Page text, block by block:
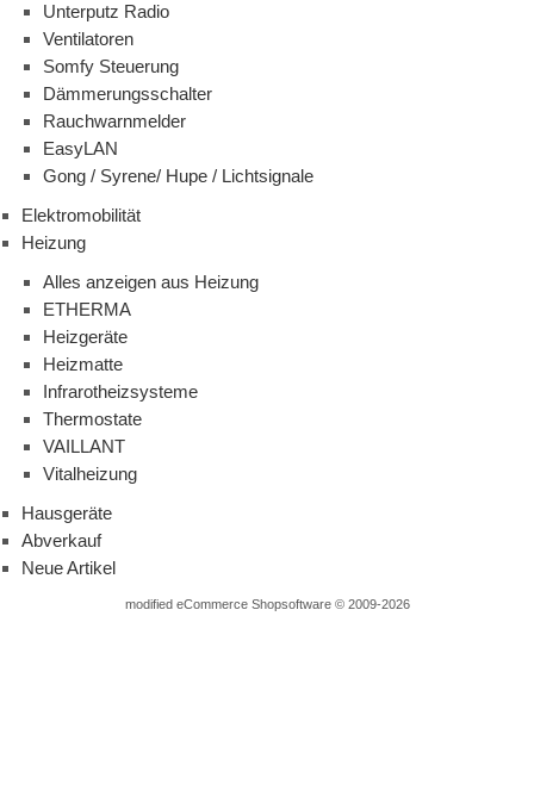
Unterputz Radio
Ventilatoren
Somfy Steuerung
Dämmerungsschalter
Rauchwarnmelder
EasyLAN
Gong / Syrene/ Hupe / Lichtsignale
Elektromobilität
Heizung
Alles anzeigen aus Heizung
ETHERMA
Heizgeräte
Heizmatte
Infrarotheizsysteme
Thermostate
VAILLANT
Vitalheizung
Hausgeräte
Abverkauf
Neue Artikel
modified eCommerce Shopsoftware © 2009-2026